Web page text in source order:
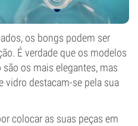
os bongs podem ser
É verdade que os modelos
os mais elegantes, mas
vidro destacam-se pela sua
colocar as suas peças em